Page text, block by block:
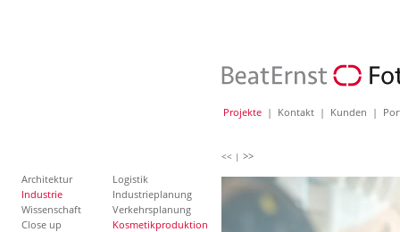
Projekte | Kontakt | Kunden |
Architektur
Industrie
Wissenschaft
Close up
Logistik
Industrieplanung
Verkehrsplanung
Kosmetikproduktion
<< | >>